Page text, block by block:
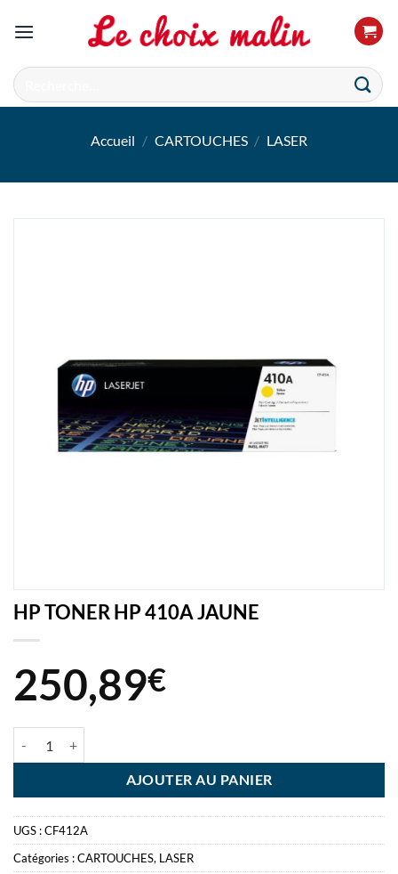
Recherche
pour :
Accueil / CARTOUCHES / LASER
HP TONER HP 410A JAUNE
250,89€
AJOUTER AU PANIER
UGS :CF412A
Catégories :CARTOUCHES, LASER